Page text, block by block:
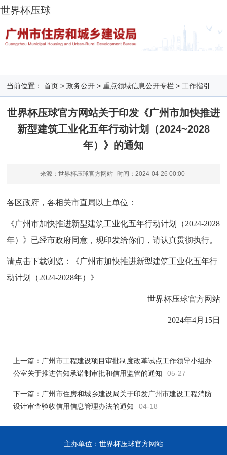
世界杯压球
当前位置： 首页 >政务公开 >重点领域信息公开专栏 > 工作指引
世界杯压球官方网站关于印发《广州市加快推进
新型建筑工业化五年行动计划（2024~2028
年）》的通知
来源：​世界杯压球官方网站 时间： 2024-04-26 00:00
各区政府，各相关市直局以上单位：
《广州市加快推进新型建筑工业化五年行动计划（2024-2028
年）》已经市政府同意，现印发给你们，请认真贯彻执行。
请点击下载浏览：
《广州市加快推进新型建筑工业化五年行
动计划（2024-2028年）》
世界杯压球官方网站
2024年4月15日
上一篇： 广州市工程建设项目审批制度改革试点工作领导小组办
公室关于推进告知承诺制审批和信用监管的通知
05-27
下一篇： 广州市住房和城乡建设局关于印发广州市建设工程消防
设计审查验收信用信息管理办法的通知
04-18
主办单位：世界杯压球官方网站